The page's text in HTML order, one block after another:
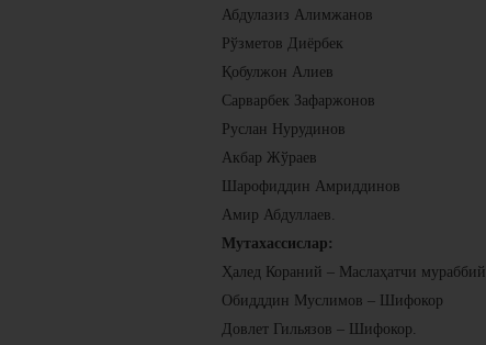
Абдулазиз Алимжанов
Рўзметов Диёрбек
Қобулжон Алиев
Сарварбек Зафаржонов
Руслан Нурудинов
Акбар Жўраев
Шарофиддин Амриддинов
Амир Абдуллаев.
Мутахассислар:
Ҳалед Кораний – Маслаҳатчи мураббий
Обидддин Муслимов – Шифокор
Довлет Гильязов – Шифокор.